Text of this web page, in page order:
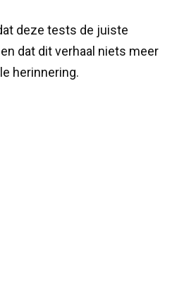
deze tests de juiste
dat dit verhaal niets meer
herinnering.